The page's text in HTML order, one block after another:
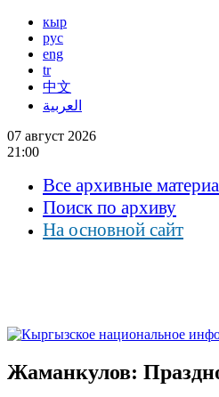
кыр
рус
eng
tr
中文
العربية
07 август 2026
21:00
Все архивные
Поиск по архиву
На основной сайт
Жаманкулов: